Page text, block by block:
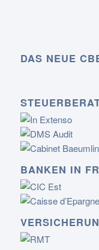
DAS NEUE
BANKEN IN